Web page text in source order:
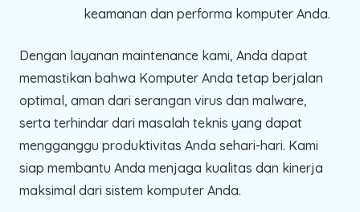
keamanan dan performa komputer Anda.
Dengan layanan maintenance kami, Anda dapat
memastikan bahwa Komputer Anda tetap berjalan
optimal, aman dari serangan virus dan malware,
serta terhindar dari masalah teknis yang dapat
mengganggu produktivitas Anda sehari-hari. Kami
siap membantu Anda menjaga kualitas dan kinerja
maksimal dari sistem komputer Anda.